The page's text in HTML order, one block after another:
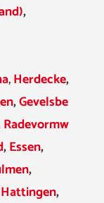
,
,Herdecke,
,Gevelsbe
Radevormw
,Essen,
,
Hattingen,